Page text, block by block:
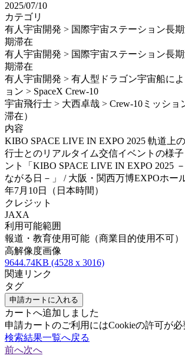
2025/07/10
カテゴリ
有人宇宙開発 > 国際宇宙ステーション長
期滞在
有人宇宙開発 > 国際宇宙ステーション長
期滞在
有人宇宙開発 > 有人型ドラゴン宇宙船に
ョン > SpaceX Crew-10
宇宙飛行士 > 大西卓哉 > Crew-10ミッショ
滞在）
内容
KIBO SPACE LIVE IN EXPO 2025 軌道上
行士とのリアルタイム交信イベントの様
ント「KIBO SPACE LIVE IN EXPO 2025
ながる日－」 / 大阪・関西万博EXPOホー
年7月10日（日本時間）
クレジット
JAXA
利用可能範囲
報道・教育使用可能（商業目的使用不可）
高解像度画像
9644.74KB (4528 x 3016)
関連リンク
タグ
申請カートに入れる
カートへ追加しました
申請カートのご利用にはCookieの許可が必
検索結果一覧へ戻る
前へ次へ